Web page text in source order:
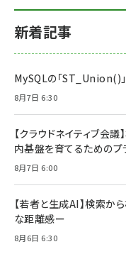
新着記事
MySQLの「ST_Union()
8月7日 6:30
【クラウドネイティブ会
内基盤を育てるためのプ
8月7日 6:00
【若者と生成AI】検索か
な距離感ー
8月6日 6:30